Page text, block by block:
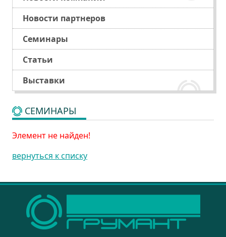
Новости партнеров
Семинары
Статьи
Выставки
СЕМИНАРЫ
Элемент не найден!
вернуться к списку